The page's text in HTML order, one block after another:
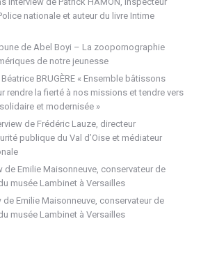
nationale et auteur du livre Intime
de Abel Boyi – La zoopornographie
de notre jeunesse
Béatrice BRUGÈRE « Ensemble bâtissons
rendre la fierté à nos missions et tendre vers
et modernisée »
de Frédéric Lauze, directeur
publique du Val d’Oise et médiateur
de Emilie Maisonneuve, conservateur de
musée Lambinet à Versailles
de Emilie Maisonneuve, conservateur de
musée Lambinet à Versailles